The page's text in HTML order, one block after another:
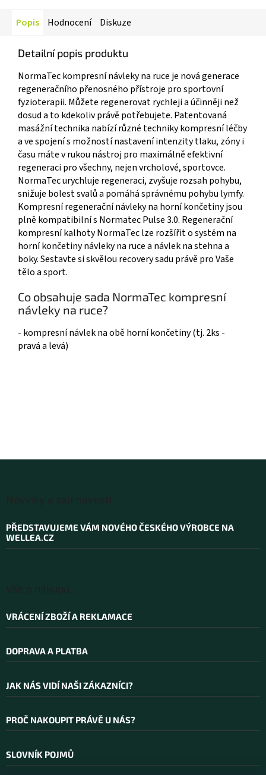
Popis Hodnocení Diskuze
Detailní popis produktu
NormaTec kompresní návleky na ruce je nová generace
regeneračního přenosného přístroje pro sportovní
fyzioterapii. Můžete regenerovat rychleji a účinněji než
dosud a to kdekoliv právě potřebujete. Patentovaná
masážní technika nabízí různé techniky kompresní léčby
a ve spojení s možností nastavení intenzity tlaku, zóny i
času máte v rukou nástroj pro maximálně efektivní
regeneraci pro všechny, nejen vrcholové, sportovce.
NormaTec urychluje regeneraci, zvyšuje rozsah pohybu,
snižuje bolest svalů a pomáhá správnému pohybu lymfy.
Kompresní regenerační návleky na horní končetiny jsou
plně kompatibilní s Normatec Pulse 3.0. Regenerační
kompresní kalhoty NormaTec lze rozšířit o systém na
horní končetiny návleky na ruce a návlek na stehna a
boky. Sestavte si skvělou recovery sadu právě pro Vaše
tělo a sport.
Co obsahuje sada NormaTec kompresní
návleky na ruce?
- kompresní návlek na obě horní končetiny (tj. 2ks -
pravá a levá)
PŘEDSTAVUJEME VÁM NOVÉHO ČESKÉHO VÝROBCE NA
WELLEA.CZ
VRÁCENÍ ZBOŽÍ A REKLAMACE
DOPRAVA A PLATBA
JAK NÁS VIDÍ NAŠI ZÁKAZNÍCI?
PROČ NAKOUPIT PRÁVĚ U NÁS?
SLOVNÍK POJMŮ